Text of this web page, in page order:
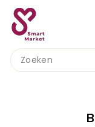
naar
inhoud
S
m
a
r
Search